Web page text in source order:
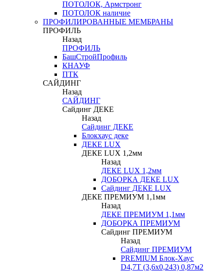
ПОТОЛОК, Армстронг
ПОТОЛОК наличие
ПРОФИЛИРОВАННЫЕ МЕМБРАНЫ
ПРОФИЛЬ
Назад
ПРОФИЛЬ
БашСтройПрофиль
КНАУФ
ПТК
САЙДИНГ
Назад
САЙДИНГ
Сайдинг ДЕКЕ
Назад
Сайдинг ДЕКЕ
Блокхаус деке
ДЕКЕ LUX
ДЕКЕ LUX 1,2мм
Назад
ДЕКЕ LUX 1,2мм
ДОБОРКА ДЕКЕ LUX
Сайдинг ДЕКЕ LUX
ДЕКЕ ПРЕМИУМ 1,1мм
Назад
ДЕКЕ ПРЕМИУМ 1,1мм
ДОБОРКА ПРЕМИУМ
Сайдинг ПРЕМИУМ
Назад
Сайдинг ПРЕМИУМ
PREMIUM Блок-Хаус
D4,7T (3,6х0,243) 0,87м2